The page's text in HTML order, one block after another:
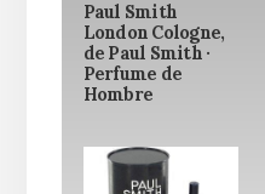
Paul Smith
London Cologne,
de Paul Smith ·
Perfume de
Hombre